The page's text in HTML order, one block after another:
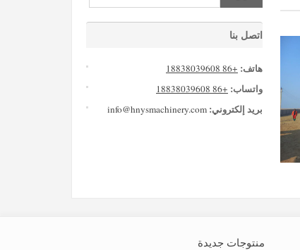
اتصل بنا
هاتف: +86 18838039608
واتساب: +86 18838039608
بريد إلكتروني: info@hnysmachinery.com
منتوجات جديدة